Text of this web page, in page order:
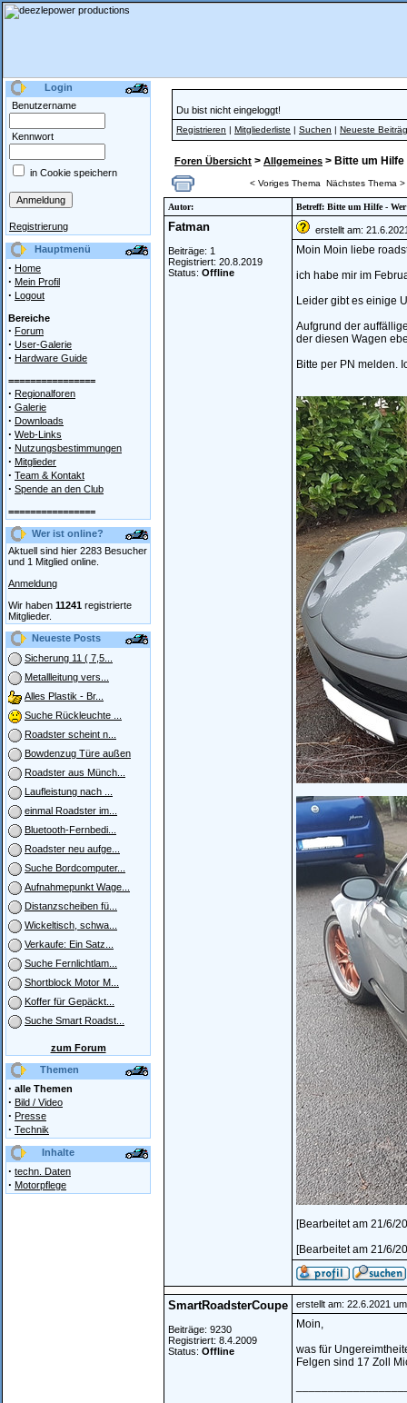
Login
Benutzername
Kennwort
in Cookie speichern
Registrierung
Hauptmenü
· Home
· Mein Profil
· Logout
Bereiche
· Forum
· User-Galerie
· Hardware Guide
================
· Regionalforen
· Galerie
· Downloads
· Web-Links
· Nutzungsbestimmungen
· Mitglieder
· Team & Kontakt
· Spende an den Club
================
Wer ist online?
Aktuell sind hier 2283 Besucher
und 1 Mitglied online.
Anmeldung
Wir haben 11241 registrierte
Mitglieder.
Neueste Posts
Sicherung 11 ( 7,5...
Metallleitung vers...
Alles Plastik - Br...
Suche Rückleuchte ...
Roadster scheint n...
Bowdenzug Türe außen
Roadster aus Münch...
Laufleistung nach ...
einmal Roadster im...
Bluetooth-Fernbedi...
Roadster neu aufge...
Suche Bordcomputer...
Aufnahmepunkt Wage...
Distanzscheiben fü...
Wickeltisch, schwa...
Verkaufe: Ein Satz...
Suche Fernlichtlam...
Shortblock Motor M...
Koffer für Gepäckt...
Suche Smart Roadst...
zum Forum
Themen
· alle Themen
· Bild / Video
· Presse
· Technik
Inhalte
· techn. Daten
· Motorpflege
Du bist nicht eingeloggt!
Registrieren | Mitgliederliste | Suchen | Neueste
Foren Übersicht > Allgemeines > Bitte um
< Voriges Thema Nächstes Thema >
Autor: Betreff: Bitte um Hilfe -
Fatman
Beiträge: 1
Registriert: 20.8.2019
Status: Offline
erstellt am:
Moin Moin liebe
ich habe mir im
Leider gibt es einige
Aufgrund der
der diesen Wagen
Bitte per PN melden.
[Bearbeitet am 21/6/
[Bearbeitet am 21/6/
SmartRoadsterCoupe
Beiträge: 9230
Registriert: 8.4.2009
Status: Offline
erstellt am: 22.6.2021
Moin,
was für
Felgen sind 17 Zoll